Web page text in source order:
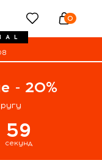
0
- 20%
58
секунд